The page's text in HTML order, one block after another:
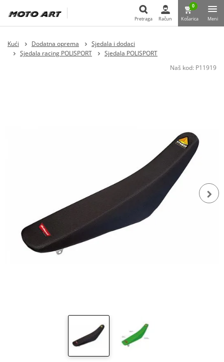
Pretraga Račun
0
Košarica Meni
Kući Dodatna oprema
Sjedala i dodaci
Sjedala racing POLISPORT
Sjedala POLISPORT
Naš kod: P11919